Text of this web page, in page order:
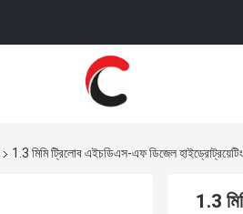
1.3 মিমি ট্রিলোব এইচডিএস-এফ ডিজেল হাইড্রোট্রয়েটিং
1.3